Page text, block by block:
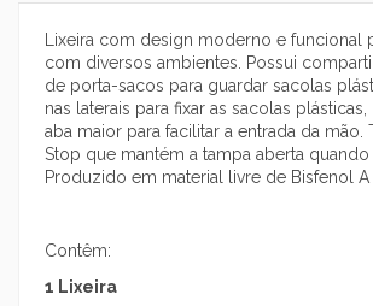
Lixeira com design moderno e funcional
com diversos ambientes. Possui
de porta-sacos para guardar sacolas
nas laterais para fixar as sacolas
aba maior para facilitar a entrada da mão.
Stop que mantém a tampa aberta quando
Produzido em material livre de Bisfenol A
Contêm:
1 Lixeira